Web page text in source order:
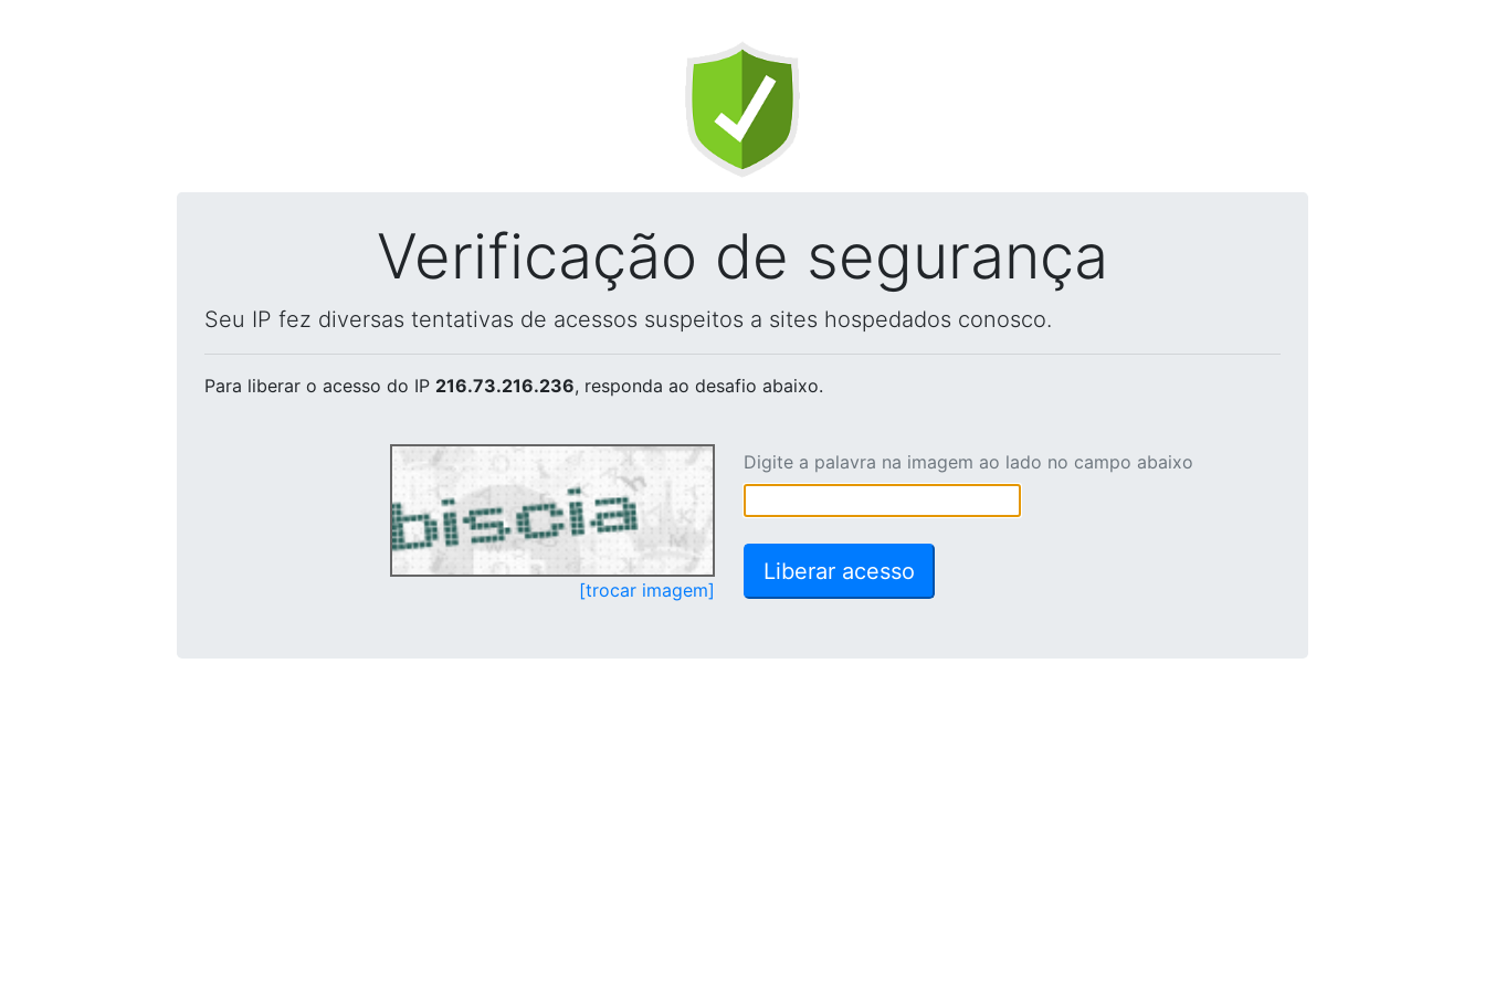
Verificação de segurança
Seu IP fez diversas tentativas de acessos suspeitos a sites hospedados conosco.
Para liberar o acesso do IP 216.73.216.236, responda ao desafio abaixo.
[trocar imagem]
Digite a palavra na imagem ao lado no campo abaixo